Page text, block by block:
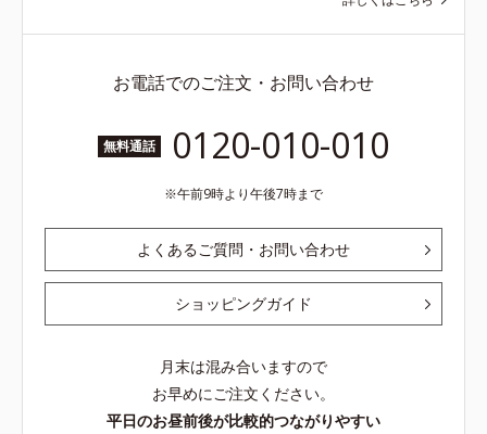
お電話でのご注文・お問い合わせ
無料通話 0120-010-010
午前9時より午後7時まで
よくあるご質問・お問い合わせ
ショッピングガイド
月末は混み合いますので
お早めにご注文ください。
平日のお昼前後が比較的つながりやすい